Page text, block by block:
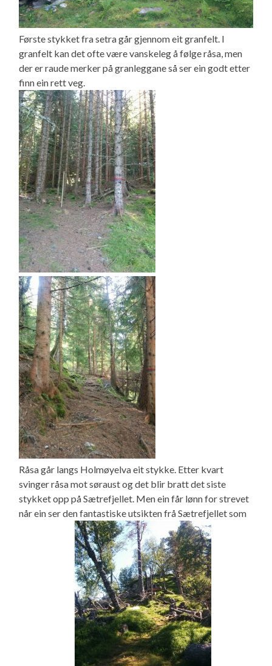
Første stykket fra setra går gjennom eit granfelt. I
granfelt kan det ofte være vanskeleg å følge råsa, men
der er raude merker på granleggane så ser ein godt etter
finn ein rett veg.
Råsa går langs Holmøyelva eit stykke. Etter kvart
svinger råsa mot søraust og det blir bratt det siste
stykket opp på Sætrefjellet. Men ein får lønn for strevet
når ein ser den fantastiske utsikten frå Sætrefjellet som